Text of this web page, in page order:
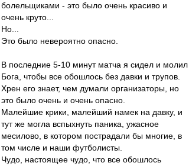
болельщиками - это было очень красиво и
очень круто...
Но...
Это было невероятно опасно.
В последние 5-10 минут матча я сидел и молил
Бога, чтобы все обошлось без давки и трупов.
Хрен его знает, чем думали организаторы, но
это было очень и очень опасно.
Малейшие крики, малейший намек на давку, и
тут же могла вспыхнуть паника, ужасное
месилово, в котором пострадали бы многие, в
том числе и наши футболисты.
Чудо, настоящее чудо, что все обошлось